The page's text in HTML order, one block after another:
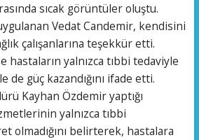
sıcak görüntüler oluştu.
Vedat Candemir, kendisini
çalışanlarına teşekkür etti.
hastaların yalnızca tıbbi tedaviyle
de güç kazandığını ifade etti.
Kayhan Özdemir yaptığı
yalnızca tıbbi
olmadığını belirterek, hastalara